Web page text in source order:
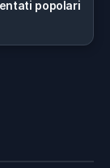
popolari